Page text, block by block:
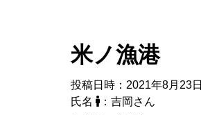
米ノ漁港
投稿日時：2021年8月23日
氏名
：吉岡さん